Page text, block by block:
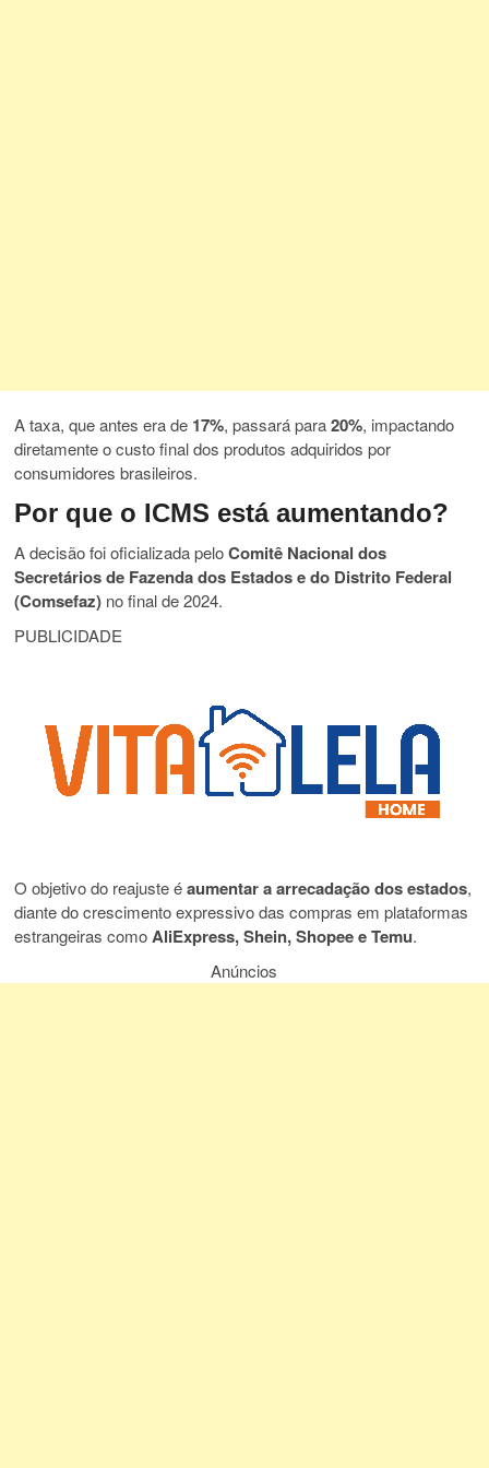
A taxa, que antes era de 17%, passará para20%, impactando
diretamente o custo final dos produtos adquiridos por
consumidores brasileiros.
Por que o ICMS está aumentando?
A decisão foi oficializada peloComitê Nacional dos
Secretários de Fazenda dos Estados e do Distrito Federal
(Comsefaz) no final de 2024.
PUBLICIDADE
O objetivo do reajuste éaumentar a arrecadação dos estados,
diante do crescimento expressivo das compras em plataformas
estrangeiras comoAliExpress, Shein, Shopee e Temu.
Anúncios